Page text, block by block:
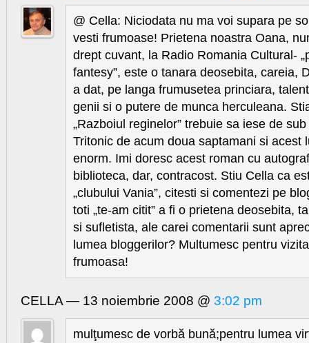
@ Cella: Niciodata nu ma voi supara pe
vesti frumoase! Prietena noastra Oana,
drept cuvant, la Radio Romania Cultural-
fantesy”, este o tanara deosebita, careia,
a dat, pe langa frumusetea princiara,
genii si o putere de munca herculeana.
„Razboiul reginelor” trebuie sa iese de
Tritonic de acum doua saptamani si acest
enorm. Imi doresc acest roman cu
biblioteca, dar, contracost. Stiu Cella ca
„clubului Vania”, citesti si comentezi pe
toti „te-am citit” a fi o prietena deosebita,
si sufletista, ale carei comentarii sunt
lumea bloggerilor? Multumesc pentru
frumoasa!
CELLA — 13 noiembrie 2008 @ 3:02 pm
mulţumesc de vorbă bună;pentru lumea